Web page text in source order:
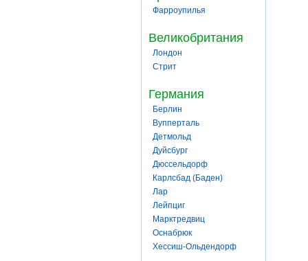
Фарроупилья
Великобритания
Лондон
Стрит
Германия
Берлин
Вупперталь
Детмольд
Дуйсбург
Дюссельдорф
Карлсбад (Баден)
Лар
Лейпциг
Марктредвиц
Оснабрюк
Хессиш-Ольдендорф